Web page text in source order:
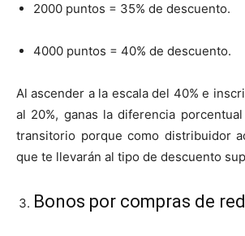
2000 puntos = 35% de descuento.
4000 puntos = 40% de descuento.
Al ascender a la escala del 40% e
al 20%, ganas la diferencia
transitorio porque como distribuidor
que te llevarán al tipo de descuento
Bonos por compras de